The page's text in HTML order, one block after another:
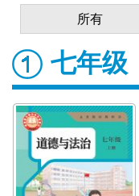
所有
七年级